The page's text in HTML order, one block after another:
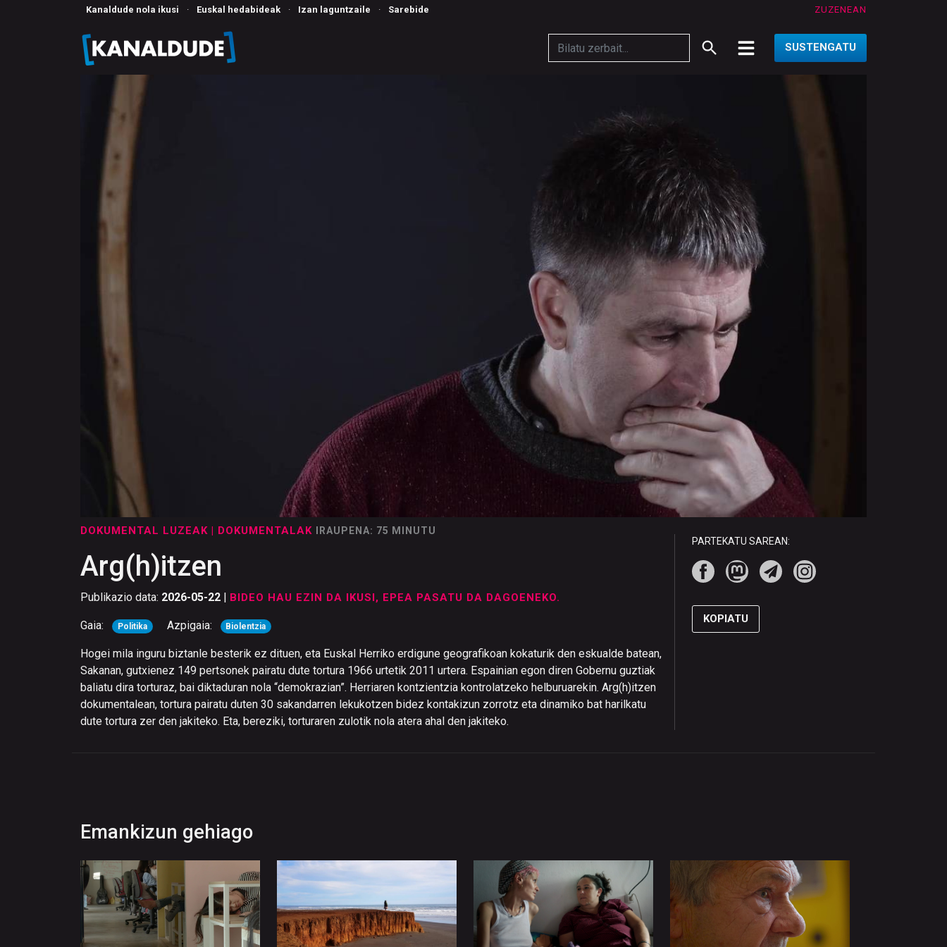
Kanaldude nola ikusi · Euskal hedabideak · Izan laguntzaile · Sarebide ZUZENEAN
SUSTENGATU
DOKUMENTAL LUZEAK | DOKUMENTALAK IRAUPENA: 75 MINUTU
Arg(h)itzen
Publikazio data: 2026-05-22 | BIDEO HAU EZIN DA IKUSI, EPEA PASATU DA DAGOENEKO.
Gaia: Politika Azpigaia: Biolentzia
Hogei mila inguru biztanle besterik ez dituen, eta Euskal Herriko erdigune geografikoan kokaturik den eskualde batean,
Sakanan, gutxienez 149 pertsonek pairatu dute tortura 1966 urtetik 2011 urtera. Espainian egon diren Gobernu guztiak
baliatu dira torturaz, bai diktaduran nola “demokrazian”. Herriaren kontzientzia kontrolatzeko helburuarekin. Arg(h)itzen
dokumentalean, tortura pairatu duten 30 sakandarren lekukotzen bidez kontakizun zorrotz eta dinamiko bat harilkatu
dute tortura zer den jakiteko. Eta, bereziki, torturaren zulotik nola atera ahal den jakiteko.
PARTEKATU SAREAN:
KOPIATU
Emankizun gehiago